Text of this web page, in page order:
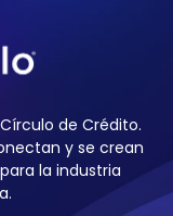
de Crédito.
y se crean
la industria